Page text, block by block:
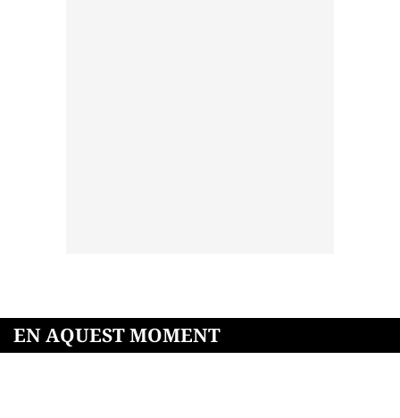
EN AQUEST MOMENT